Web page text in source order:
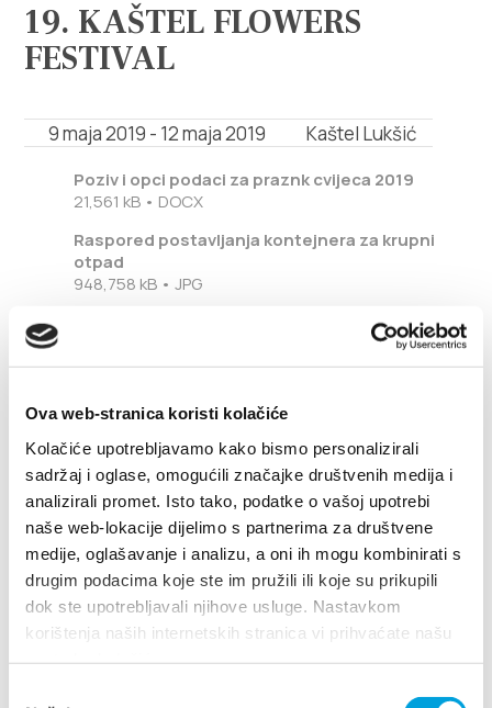
Ova web-stranica koristi kolačiće
Kolačiće upotrebljavamo kako bismo personalizirali
sadržaj i oglase, omogućili značajke društvenih medija i
analizirali promet. Isto tako, podatke o vašoj upotrebi
naše web-lokacije dijelimo s partnerima za društvene
medije, oglašavanje i analizu, a oni ih mogu kombinirati s
drugim podacima koje ste im pružili ili koje su prikupili
dok ste upotrebljavali njihove usluge. Nastavkom
korištenja naših internetskih stranica vi prihvaćate našu
Info
Safe in Dalmatia
info@kastela-info.hr
Villa Nika, Kamberovo šetalište 30,
21216 Kaštel Stari, Hrvatska
Wskazówki
19. KAŠTEL FLOWERS
FESTIVAL
9 maja 2019 - 12 maja 2019 Kaštel Lukšić
Poziv i opci podaci za praznk cvijeca 2019
21,561 kB • DOCX
Raspored postavljanja kontejnera za krupni
otpad
948,758 kB • JPG
Festiwal Kwiatów Kastela
CZYTAJ WIĘCEJ